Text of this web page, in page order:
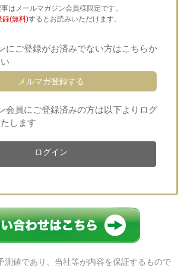
はメールマガジン会員様限定です。
録(無料)するとお読みいただけます。
にご登録がお済みでない方はこちらか
メルマガ登録する
会員にご登録済みの方は以下よりログ
します
ログイン
値であり、当社等が内容を保証するもので